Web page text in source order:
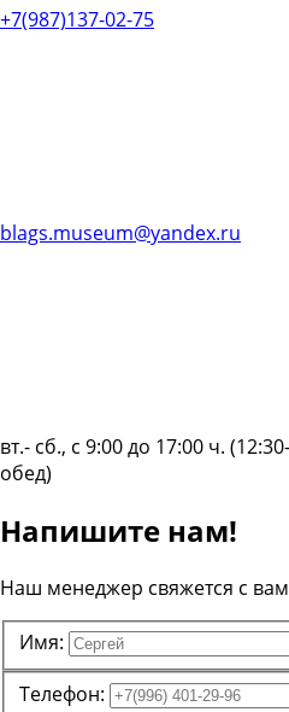
+7(987)137-02-75
blags.museum@yandex.ru
вт.- сб., с 9:00 до 17:00 ч.
обед)
Напишите нам!
Наш менеджер свяжется с
Имя:
Телефон: